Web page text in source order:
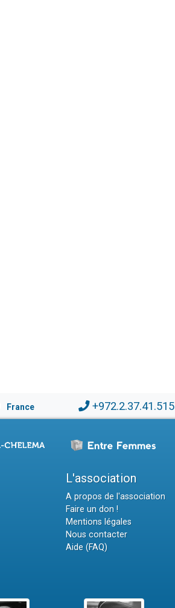
France +972.2.37.41.515
L'association
A propos de l'association
Faire un don !
Mentions légales
Nous contacter
Aide (FAQ)